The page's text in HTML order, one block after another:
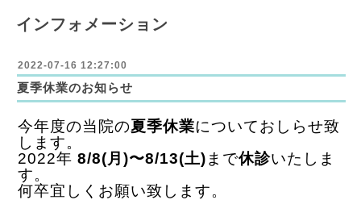
インフォメーション
2022-07-16 12:27:00
夏季休業のお知らせ
今年度の当院の夏季休業についておしらせ致
します。
2022年 8/8(月)〜8/13(土) まで休診いたしま
す。
何卒宜しくお願い致します。